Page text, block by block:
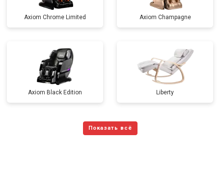
Axiom Chrome Limited Axiom Champagne
Axiom Black Edition Liberty